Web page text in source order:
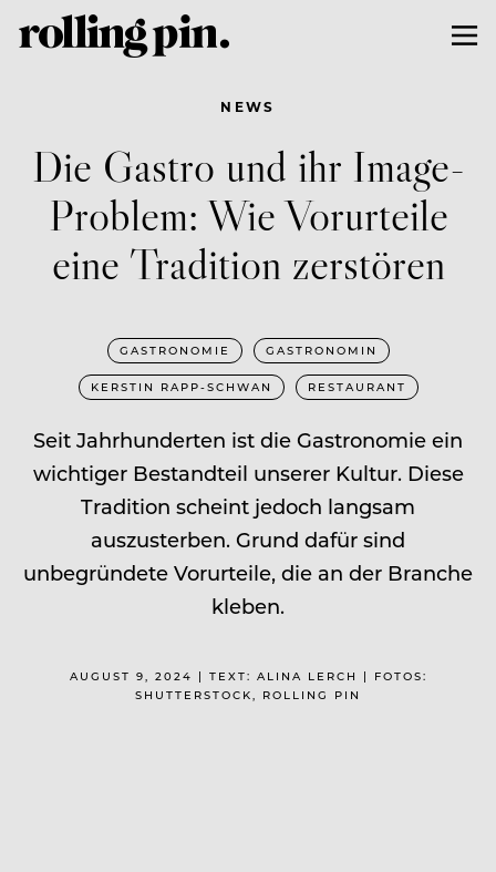
NEWS
Die Gastro und ihr Image-
Problem: Wie Vorurteile
eine Tradition zerstören
GASTRONOMIE GASTRONOMIN
KERSTIN RAPP-SCHWAN RESTAURANT
Seit Jahrhunderten ist die Gastronomie ein
wichtiger Bestandteil unserer Kultur. Diese
Tradition scheint jedoch langsam
auszusterben. Grund dafür sind
unbegründete Vorurteile, die an der Branche
kleben.
AUGUST 9, 2024 | TEXT: ALINA LERCH | FOTOS:
SHUTTERSTOCK, ROLLING PIN